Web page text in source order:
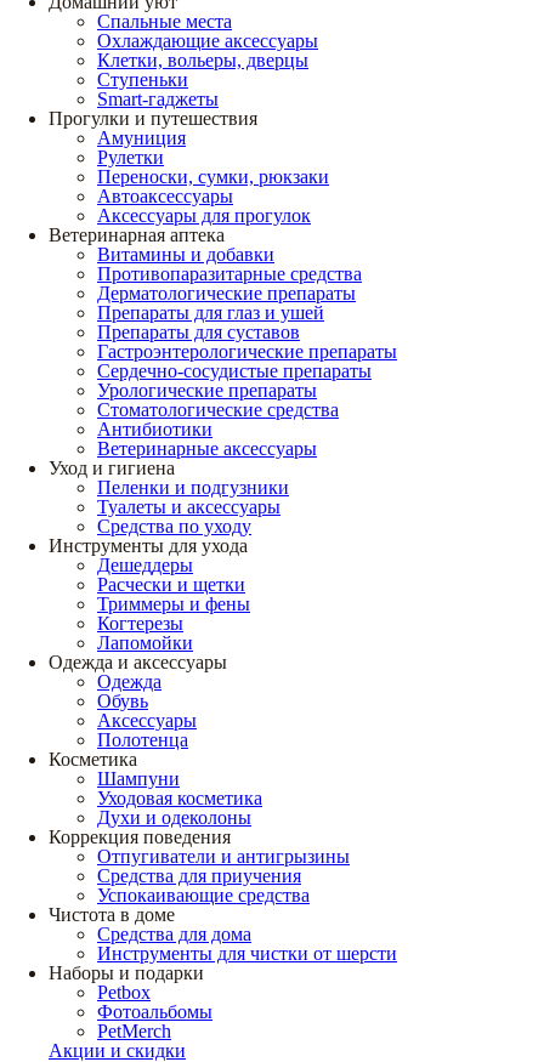
Спальные места
Охлаждающие аксессуары
Клетки, вольеры, дверцы
Ступеньки
Smart-гаджеты
Прогулки и путешествия
Амуниция
Рулетки
Переноски, сумки, рюкзаки
Автоаксессуары
Аксессуары для прогулок
Ветеринарная аптека
Витамины и добавки
Противопаразитарные средства
Дерматологические препараты
Препараты для глаз и ушей
Препараты для суставов
Гастроэнтерологические препараты
Сердечно-сосудистые препараты
Урологические препараты
Стоматологические средства
Антибиотики
Ветеринарные аксессуары
Уход и гигиена
Пеленки и подгузники
Туалеты и аксессуары
Средства по уходу
Инструменты для ухода
Дешеддеры
Расчески и щетки
Триммеры и фены
Когтерезы
Лапомойки
Одежда и аксессуары
Одежда
Обувь
Аксессуары
Полотенца
Косметика
Шампуни
Уходовая косметика
Духи и одеколоны
Коррекция поведения
Отпугиватели и антигрызины
Средства для приучения
Успокаивающие средства
Чистота в доме
Средства для дома
Инструменты для чистки от шерсти
Наборы и подарки
Petbox
Фотоальбомы
PetMerch
Акции и скидки